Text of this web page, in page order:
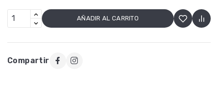
AÑADIR AL CARRITO
Compartir